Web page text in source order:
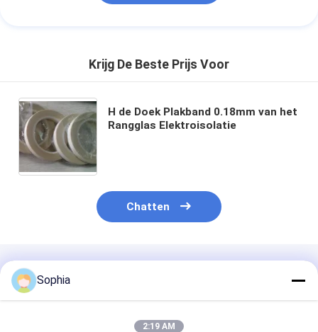
Krijg De Beste Prijs Voor
H de Doek Plakband 0.18mm van het
Rangglas Elektroisolatie
Chatten
Geadviseerde Producten
Sophia
2:19 AM